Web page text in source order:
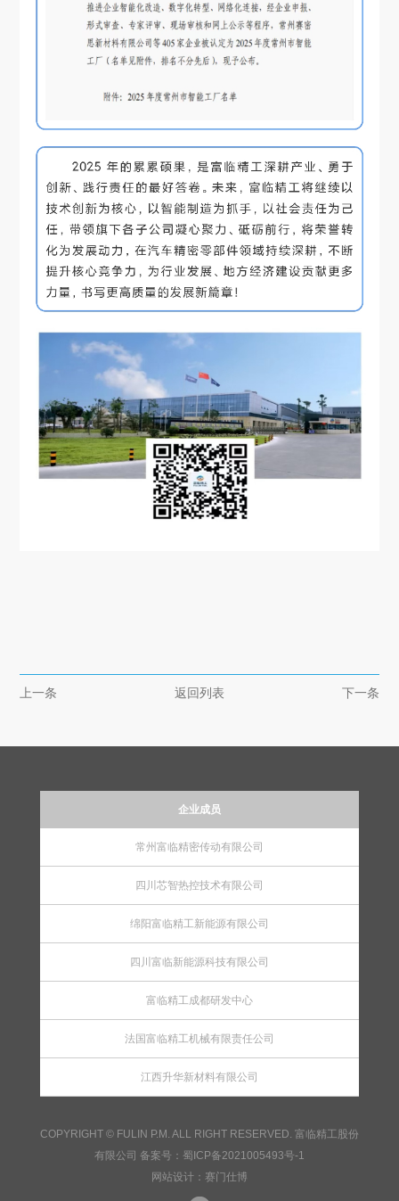
上一条 返回列表 下一条
企业成员
常州富临精密传动有限公司
四川芯智热控技术有限公司
绵阳富临精工新能源有限公司
四川富临新能源科技有限公司
富临精工成都研发中心
法国富临精工机械有限责任公司
江西升华新材料有限公司
COPYRIGHT © FULIN P.M. ALL RIGHT RESERVED. 富临精工股份
有限公司 备案号： 蜀ICP备2021005493号-1
网站设计： 赛门仕博